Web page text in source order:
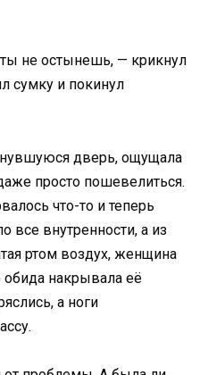
не остынешь, — крикнул
сумку и покинул
дверь, ощущала
просто пошевелиться.
что-то и теперь
все внутренности, а из
ртом воздух, женщина
обида накрывала её
а ноги